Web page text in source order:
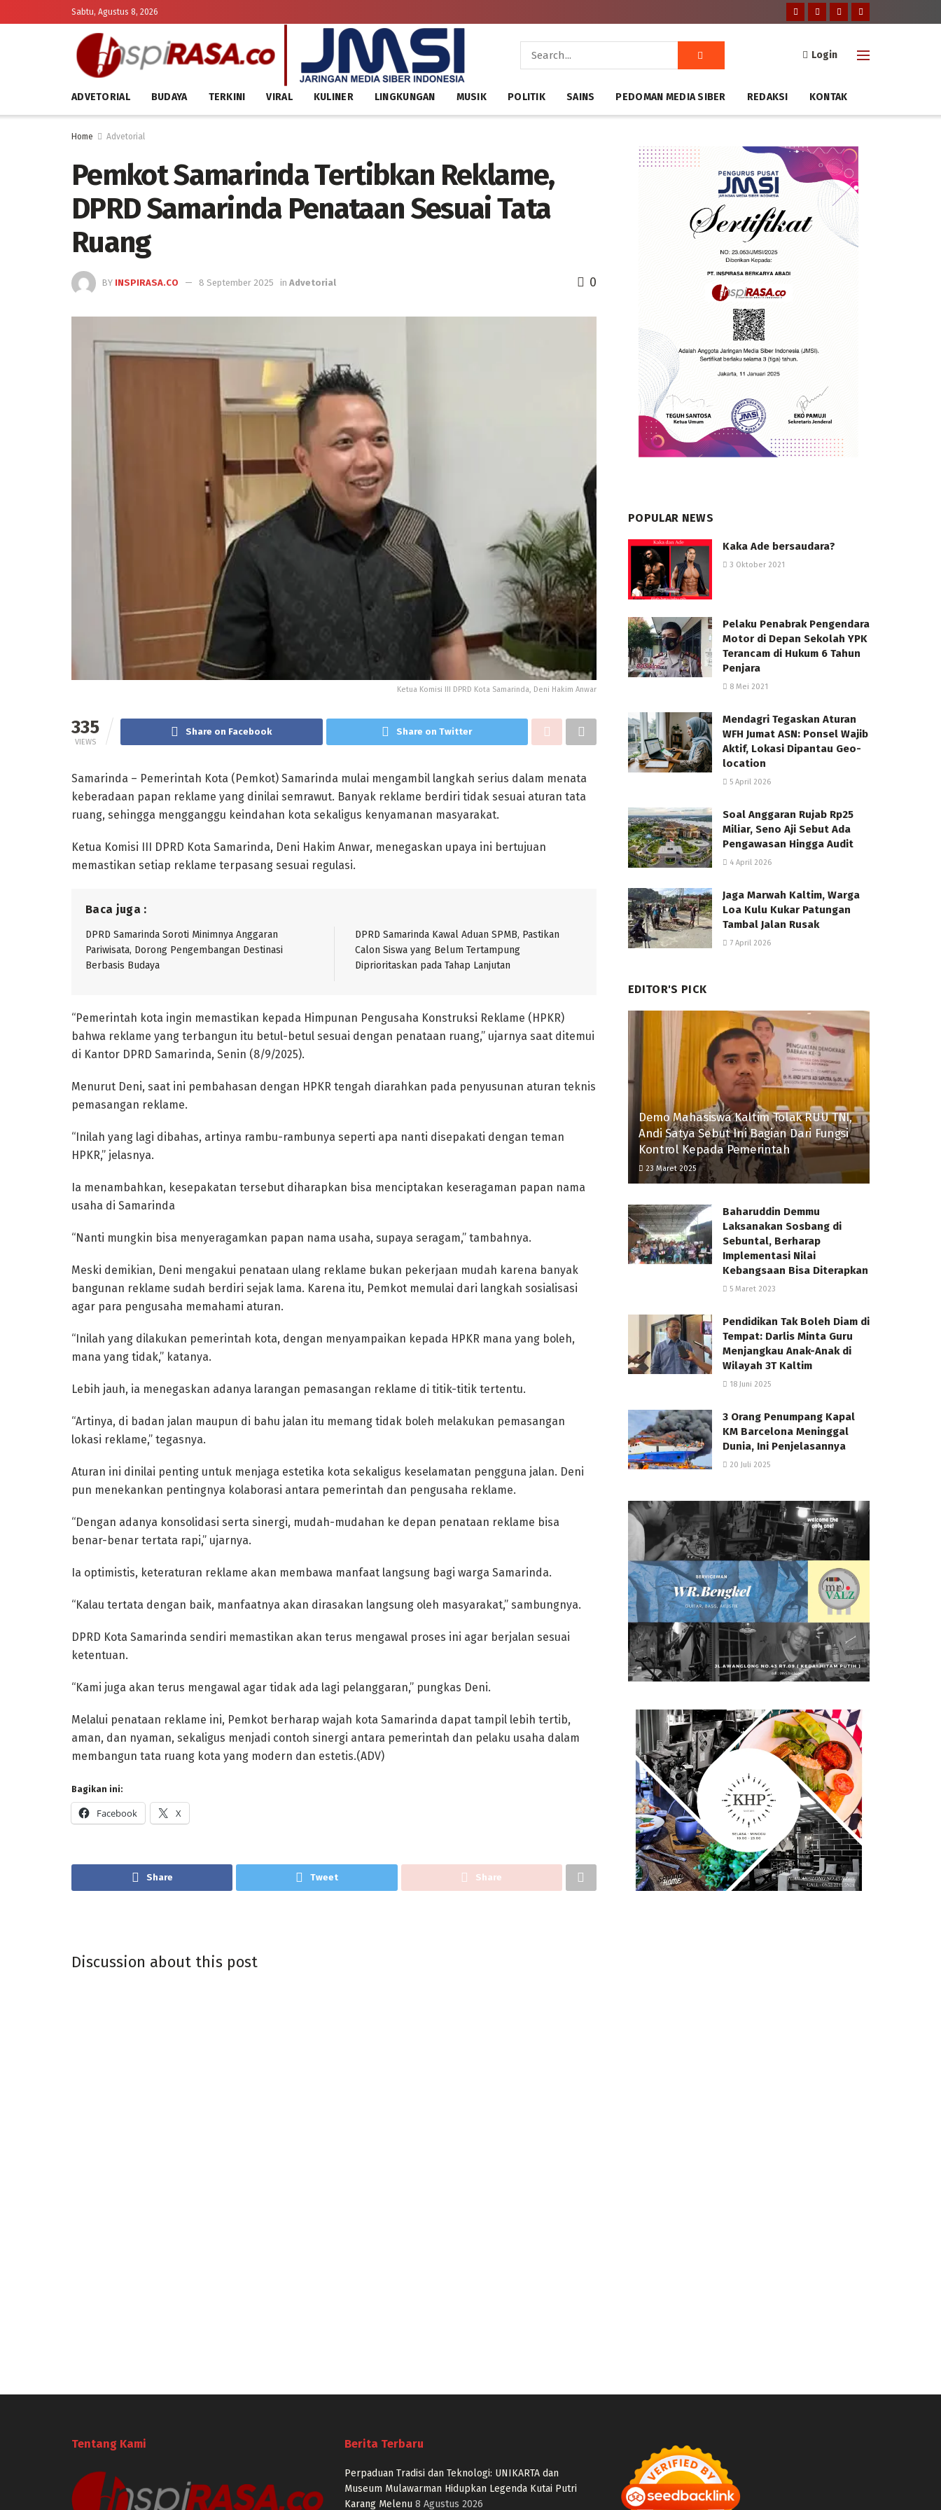
Sabtu, Agustus 8, 2026
Login
ADVETORIAL BUDAYA TERKINI VIRAL KULINER LINGKUNGAN MUSIK POLITIK SAINS PEDOMAN MEDIA SIBER REDAKSI KONTAK
Home Advetorial
Pemkot Samarinda Tertibkan Reklame,
DPRD Samarinda Penataan Sesuai Tata
Ruang
BY INSPIRASA.CO 8 September 2025 in Advetorial 0
Ketua Komisi III DPRD Kota Samarinda, Deni Hakim Anwar
335
VIEWS
Share on Facebook Share on Twitter
Samarinda – Pemerintah Kota (Pemkot) Samarinda mulai mengambil langkah serius dalam menata
keberadaan papan reklame yang dinilai semrawut. Banyak reklame berdiri tidak sesuai aturan tata
ruang, sehingga mengganggu keindahan kota sekaligus kenyamanan masyarakat.
Ketua Komisi III DPRD Kota Samarinda, Deni Hakim Anwar, menegaskan upaya ini bertujuan
memastikan setiap reklame terpasang sesuai regulasi.
Baca juga :
DPRD Samarinda Soroti Minimnya Anggaran
Pariwisata, Dorong Pengembangan Destinasi
Berbasis Budaya
DPRD Samarinda Kawal Aduan SPMB, Pastikan
Calon Siswa yang Belum Tertampung
Diprioritaskan pada Tahap Lanjutan
“Pemerintah kota ingin memastikan kepada Himpunan Pengusaha Konstruksi Reklame (HPKR)
bahwa reklame yang terbangun itu betul-betul sesuai dengan penataan ruang,” ujarnya saat ditemui
di Kantor DPRD Samarinda, Senin (8/9/2025).
Menurut Deni, saat ini pembahasan dengan HPKR tengah diarahkan pada penyusunan aturan teknis
pemasangan reklame.
“Inilah yang lagi dibahas, artinya rambu-rambunya seperti apa nanti disepakati dengan teman
HPKR,” jelasnya.
Ia menambahkan, kesepakatan tersebut diharapkan bisa menciptakan keseragaman papan nama
usaha di Samarinda
“Nanti mungkin bisa menyeragamkan papan nama usaha, supaya seragam,” tambahnya.
Meski demikian, Deni mengakui penataan ulang reklame bukan pekerjaan mudah karena banyak
bangunan reklame sudah berdiri sejak lama. Karena itu, Pemkot memulai dari langkah sosialisasi
agar para pengusaha memahami aturan.
“Inilah yang dilakukan pemerintah kota, dengan menyampaikan kepada HPKR mana yang boleh,
mana yang tidak,” katanya.
Lebih jauh, ia menegaskan adanya larangan pemasangan reklame di titik-titik tertentu.
“Artinya, di badan jalan maupun di bahu jalan itu memang tidak boleh melakukan pemasangan
lokasi reklame,” tegasnya.
Aturan ini dinilai penting untuk menjaga estetika kota sekaligus keselamatan pengguna jalan. Deni
pun menekankan pentingnya kolaborasi antara pemerintah dan pengusaha reklame.
“Dengan adanya konsolidasi serta sinergi, mudah-mudahan ke depan penataan reklame bisa
benar-benar tertata rapi,” ujarnya.
Ia optimistis, keteraturan reklame akan membawa manfaat langsung bagi warga Samarinda.
“Kalau tertata dengan baik, manfaatnya akan dirasakan langsung oleh masyarakat,” sambungnya.
DPRD Kota Samarinda sendiri memastikan akan terus mengawal proses ini agar berjalan sesuai
ketentuan.
“Kami juga akan terus mengawal agar tidak ada lagi pelanggaran,” pungkas Deni.
Melalui penataan reklame ini, Pemkot berharap wajah kota Samarinda dapat tampil lebih tertib,
aman, dan nyaman, sekaligus menjadi contoh sinergi antara pemerintah dan pelaku usaha dalam
membangun tata ruang kota yang modern dan estetis.(ADV)
Bagikan ini:
Facebook X
Share Tweet Share
Discussion about this post
POPULAR NEWS
Kaka Ade bersaudara?
3 Oktober 2021
Pelaku Penabrak Pengendara
Motor di Depan Sekolah YPK
Terancam di Hukum 6 Tahun
Penjara
8 Mei 2021
Mendagri Tegaskan Aturan
WFH Jumat ASN: Ponsel Wajib
Aktif, Lokasi Dipantau Geo-
location
5 April 2026
Soal Anggaran Rujab Rp25
Miliar, Seno Aji Sebut Ada
Pengawasan Hingga Audit
4 April 2026
Jaga Marwah Kaltim, Warga
Loa Kulu Kukar Patungan
Tambal Jalan Rusak
7 April 2026
EDITOR'S PICK
Demo Mahasiswa Kaltim Tolak RUU TNI,
Andi Satya Sebut Ini Bagian Dari Fungsi
Kontrol Kepada Pemerintah
23 Maret 2025
Baharuddin Demmu
Laksanakan Sosbang di
Sebuntal, Berharap
Implementasi Nilai
Kebangsaan Bisa Diterapkan
5 Maret 2023
Pendidikan Tak Boleh Diam di
Tempat: Darlis Minta Guru
Menjangkau Anak-Anak di
Wilayah 3T Kaltim
18 Juni 2025
3 Orang Penumpang Kapal
KM Barcelona Meninggal
Dunia, Ini Penjelasannya
20 Juli 2025
Tentang Kami Berita Terbaru
Perpaduan Tradisi dan Teknologi: UNIKARTA dan
Museum Mulawarman Hidupkan Legenda Kutai Putri
Karang Melenu 8 Agustus 2026